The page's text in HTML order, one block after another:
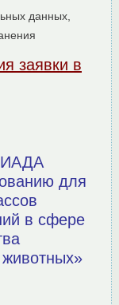
данных,
заявки в
для
в сфере